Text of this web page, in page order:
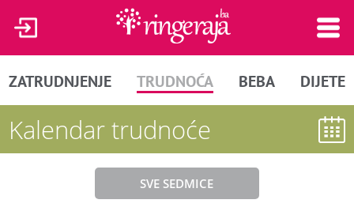
ZATRUDNJENJE TRUDNOĆA BEBA DIJETE
Kalendar trudnoće
SVE SEDMICE